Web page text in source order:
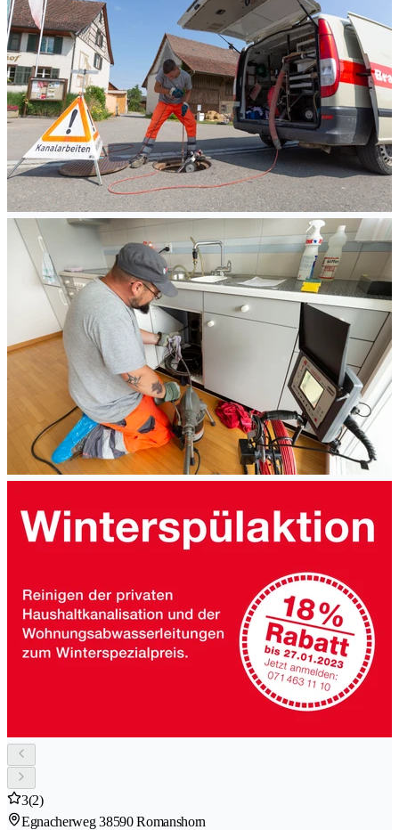
3(2)
Egnacherweg 38590 Romanshorn